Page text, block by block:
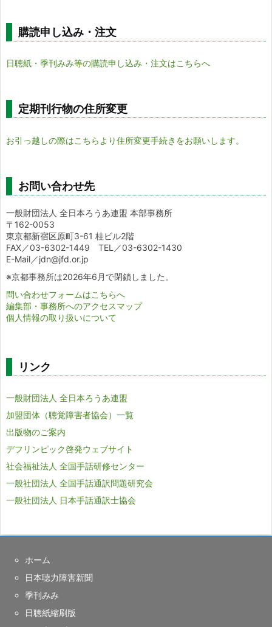
購読申し込み・注文
日聴紙・季刊みみ等の購読申し込み・注文はこちらへ
定期刊行物の住所変更
お引っ越しの際はこちらより住所変更手続きをお願いします。
お問い合わせ先
一般財団法人 全日本ろうあ連盟 本部事務所
〒162-0053
東京都新宿区原町3-61 桂ビル2階
FAX／03-6302-1449 TEL／03-6302-1430
E-Mail／jdn@jfd.or.jp
※京都事務所は2026年6月で閉鎖しました。
問い合わせフォームはこちらへ
編集部・事務所へのアクセスマップ
個人情報の取り扱いについて
リンク
一般財団法人 全日本ろうあ連盟
加盟団体（聴覚障害者協会）一覧
出版物のご案内
デフリンピック啓発ウェブサイト
社会福祉法人 全国手話研修センター
一般社団法人 全国手話通訳問題研究会
一般社団法人 日本手話通訳士協会
ホーム
日本聴力障害新聞
季刊みみ
日聴紙縮刷版